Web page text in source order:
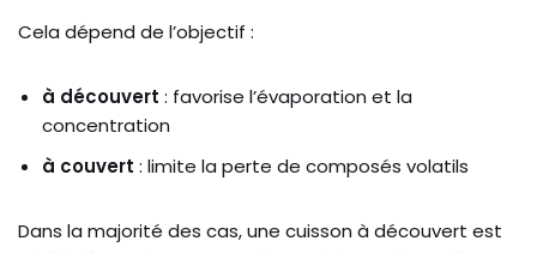
Cela dépend de l’objectif :
à découvert : favorise l’évaporation et la
concentration
à couvert : limite la perte de composés volatils
Dans la majorité des cas, une cuisson à découvert est